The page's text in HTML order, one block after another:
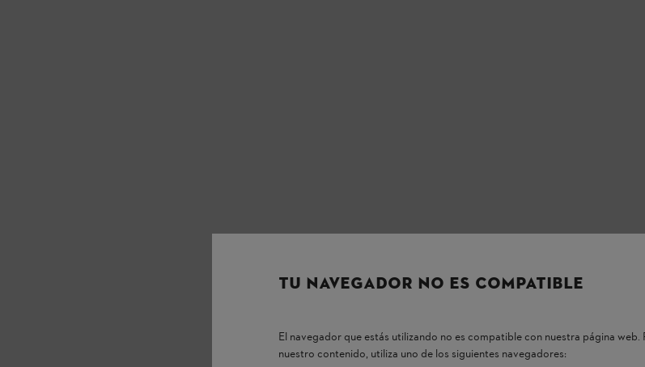
TU NAVEGADOR NO ES COMPATIBLE
El navegador que estás utilizando no es compatible con nuestra página
nuestro contenido, utiliza uno de los siguientes navegadores: